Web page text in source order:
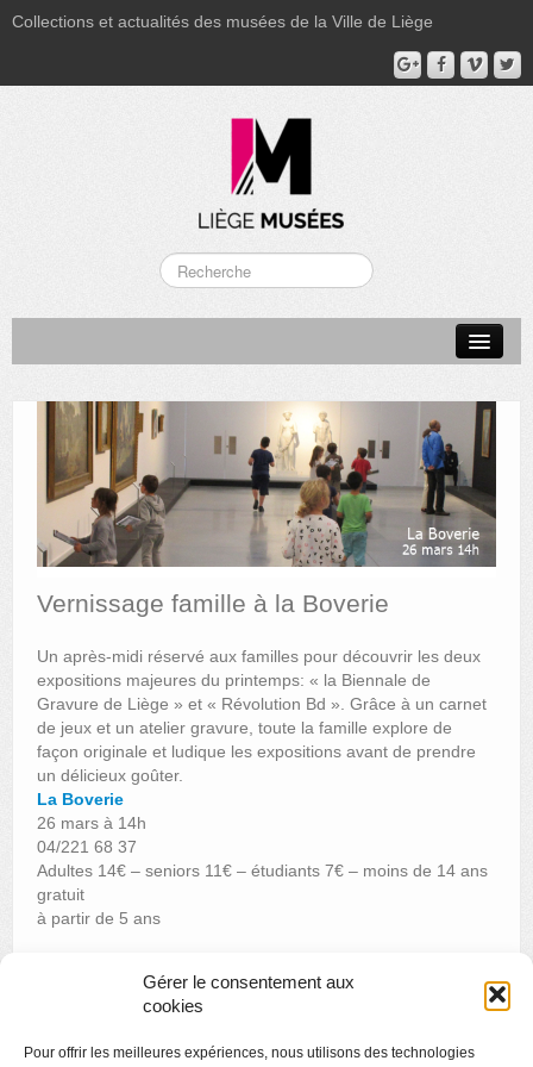
Gérer le consentement aux
cookies
Pour offrir les meilleures expériences, nous utilisons des technologies
Collections et actualités des musées de la Ville de Liège
MUSÉE GRÉTRY
MUSÉE DU LUMINAIRE
FONDS PATRIMONIAUX
PUBLICATIONS
LES APPELS À PROJETS
LE PORTAIL DES COLLECTIONS
Vernissage famille à la Boverie
Un après-midi réservé aux familles pour découvrir les deux
expositions majeures du printemps: « la Biennale de
Gravure de Liège » et « Révolution Bd ». Grâce à un carnet
de jeux et un atelier gravure, toute la famille explore de
façon originale et ludique les expositions avant de prendre
un délicieux goûter.
La Boverie
26 mars à 14h
04/221 68 37
Adultes 14€ – seniors 11€ – étudiants 7€ – moins de 14 ans
gratuit
à partir de 5 ans
Sous la loupe : une journée en Normandie avec Claude
Visite thématique : L’art et le multiple